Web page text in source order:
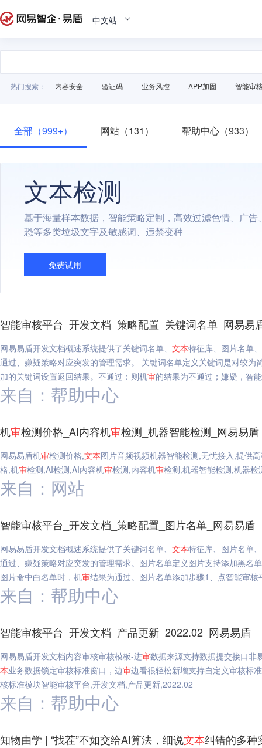
中文站
热门搜索： 内容安全 验证码 业务风控 APP加固 智能审
全部（999+） 网站（131） 帮助中心（933）
文本检测
基于海量样本数据，智能策略定制，高效过滤色情、广告
恐等多类垃圾文字及敏感词、违禁变种
免费试用
智能审核平台_开发文档_策略配置_关键词名单_网易易
网易易盾开发文档概述系统提供了关键词名单、 文本特征库、图片名单
通过、嫌疑策略对应突发的管理需求。 关键词名单定义关键词是对较为
加的关键词设置返回结果。不通过：则机审的结果为不通过；嫌疑，智
来自：帮助中心
机审检测价格_AI内容机审检测_机器智能检测_网易易盾
网易易盾机审检测价格,文本图片音频视频机器智能检测,无忧接入,提供
格,机审检测,AI检测,AI内容机审检测,内容机审检测,机器智能检测,机器检
来自：网站
智能审核平台_开发文档_策略配置_图片名单_网易易盾
网易易盾开发文档概述系统提供了关键词名单、 文本特征库、图片名单
通过、嫌疑策略对应突发的管理需求。图片名单定义图片支持添加黑名
图片命中白名单时，机审结果为通过。图片名单添加步骤1、点智能审
来自：帮助中心
智能审核平台_开发文档_产品更新_2022.02_网易易盾
网易易盾开发文档内容审核审核模板-进审数据来源支持数据提交接口非
本业务数据锁定审核标准窗口，边审边看很轻松新增支持自定义审核标
核标准模块智能审核平台,开发文档,产品更新,2022.02
来自：帮助中心
知物由学 | “找茬”不如交给AI算法，细说文本纠错的多种